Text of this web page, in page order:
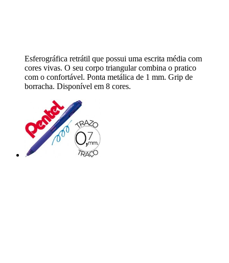
Esferográfica retrátil que possui uma escrita média com
cores vivas. O seu corpo triangular combina o pratico
com o confortável. Ponta metálica de 1 mm. Grip de
borracha. Disponível em 8 cores.